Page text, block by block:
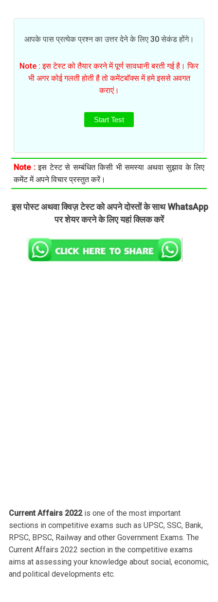
आपके पास प्रत्येक प्रश्न का उत्तर देने के लिए 30 सेकंड होंगे।
Note : इस टेस्ट को तैयार करने में पूर्ण सावधानी बरती गई है। फिर
भी अगर कोई गलती होती है तो कमेंटबॉक्स में हमे इससे अवगत
कराएं।
Start Test
Note :इस टेस्ट से सम्बंधित किसी भी समस्या अथवा सुझाव के लिए
कमेंट में अपने विचार प्रस्तुत करें।
.इस पोस्ट अथवा क्विज़ टेस्ट को अपने दोस्तों के साथ WhatsApp
पर शेयर करने के लिए यहां क्लिक करें
Current Affairs 2022is one of the most important
sections in competitive exams such as UPSC, SSC, Bank,
RPSC, BPSC, Railway and other Government Exams. The
Current Affairs 2022 section in the competitive exams
aims at assessing your knowledge about social, economic,
and political developments etc.